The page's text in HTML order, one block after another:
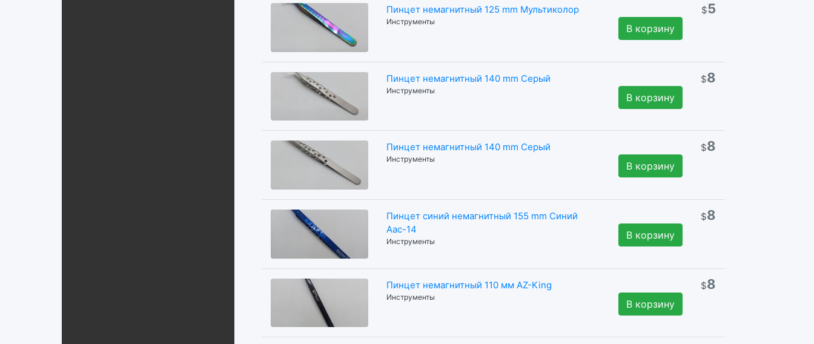
Пинцет немагнитный 125 mm Мультиколор
Инструменты
$5
В корзину
Пинцет немагнитный 140 mm Серый
Инструменты
$8
В корзину
Пинцет немагнитный 140 mm Серый
Инструменты
$8
В корзину
Пинцет синий немагнитный 155 mm Синий
Aac-14
Инструменты
$8
В корзину
Пинцет немагнитный 110 мм AZ-King
Инструменты
$8
В корзину